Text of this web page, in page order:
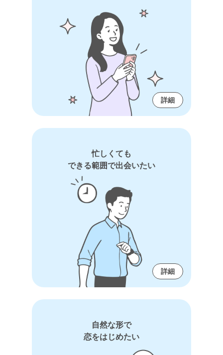
詳細
忙しくても
できる範囲で出会いたい
詳細
自然な形で
恋をはじめたい